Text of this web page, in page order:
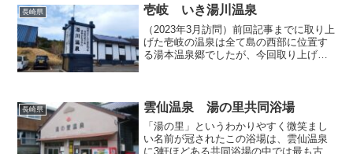
ッフの方の対応も実...
長崎県 壱岐 いき湯川温泉
（2023年3月訪問）前回記事までに取り上
げた壱岐の温泉は全て島の西部に位置す
る湯本温泉郷でしたが、今回取り上げる
市庁舎も置かれてい...
長崎県 雲仙温泉 湯の里共同浴場
「湯の里」というわかりやすく微笑まし
い名前が冠されたこの浴場は、雲仙温泉
に3軒ほどある共同浴場の中では最も古い